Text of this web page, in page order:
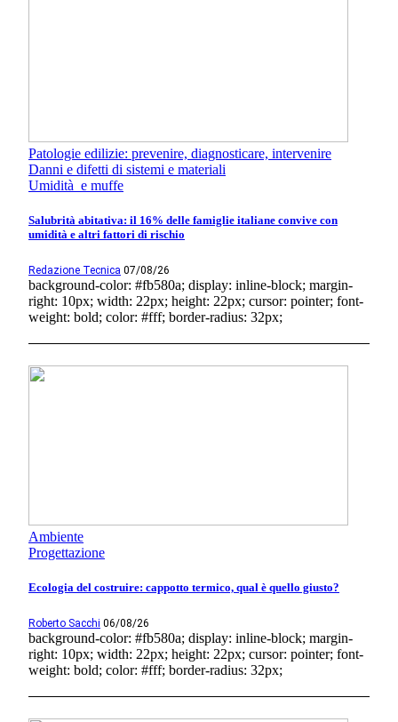
Patologie edilizie: prevenire, diagnosticare, intervenire
Danni e difetti di sistemi e materiali
Umidità e muffe
Salubrità abitativa: il 16% delle famiglie italiane convive con
umidità e altri fattori di rischio
Redazione Tecnica 07/08/26
background-color: #fb580a; display: inline-block; margin-
right: 10px; width: 22px; height: 22px; cursor: pointer; font-
weight: bold; color: #fff; border-radius: 32px;
Ambiente
Progettazione
Ecologia del costruire: cappotto termico, qual è quello giusto?
Roberto Sacchi 06/08/26
background-color: #fb580a; display: inline-block; margin-
right: 10px; width: 22px; height: 22px; cursor: pointer; font-
weight: bold; color: #fff; border-radius: 32px;